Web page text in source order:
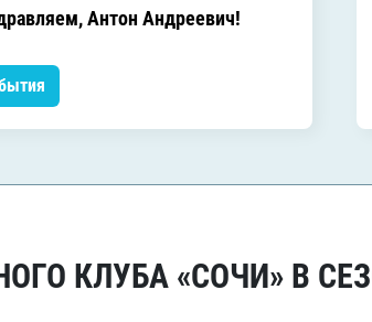
Антон Андреевич!
КЛУБА «СОЧИ» В